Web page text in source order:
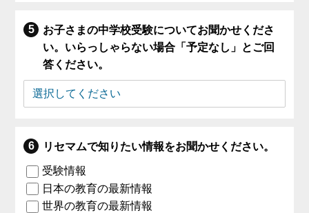
お子さまの中学校受験についてお聞かせくださ
い。いらっしゃらない場合「予定なし」とご回
答ください。
リセマムで知りたい情報をお聞かせください。
受験情報
日本の教育の最新情報
世界の教育の最新情報